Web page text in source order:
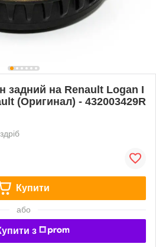
задний на Renault Logan I
(Оригинал) - 432003429R
Купити
або
з